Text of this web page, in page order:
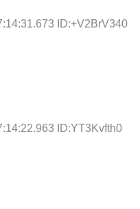
ID:+V2BrV340
ID:YT3Kvfth0